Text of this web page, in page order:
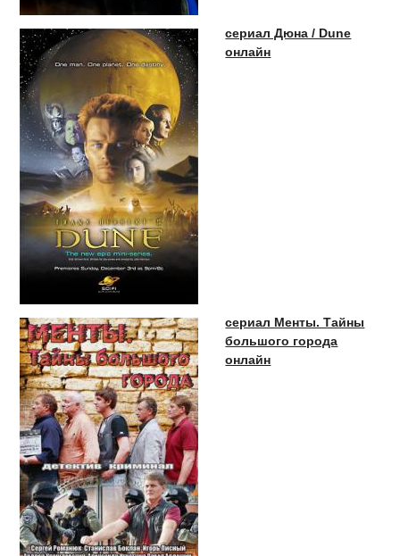
сериал Дюна / Dune
онлайн
сериал Менты. Тайны
большого города
онлайн